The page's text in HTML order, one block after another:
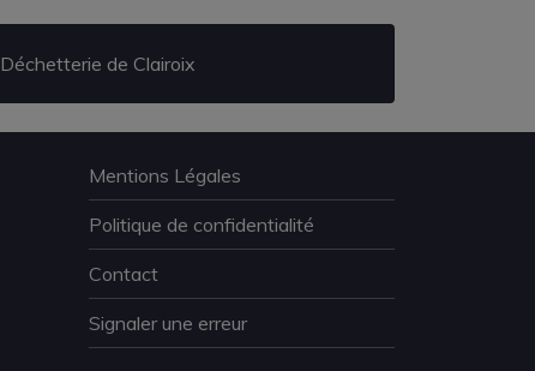
Déchetterie de Clairoix
Mentions Légales
Politique de confidentialité
Contact
Signaler une erreur